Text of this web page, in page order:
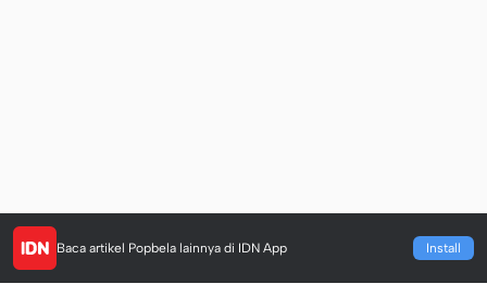
Baca artikel Popbela lainnya di IDN App Install